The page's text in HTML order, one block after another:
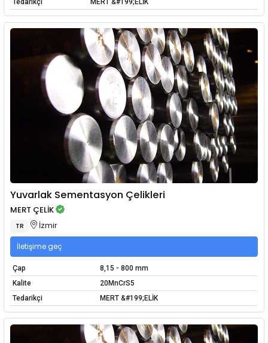
Tedarikçi
MERT &#199;ELİK
Yuvarlak Sementasyon Çelikleri
MERT ÇELİK
TR İzmir
İletişime geç
Çap
8,15 - 800 mm
Kalite
20MnCrS5
Tedarikçi
MERT &#199;ELİK